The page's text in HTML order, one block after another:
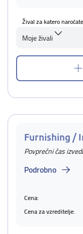
Žival za katero
Moje živali
Furnishing /
Povprečni čas
Podrobno
Cena:
Cena za vzreditelje: